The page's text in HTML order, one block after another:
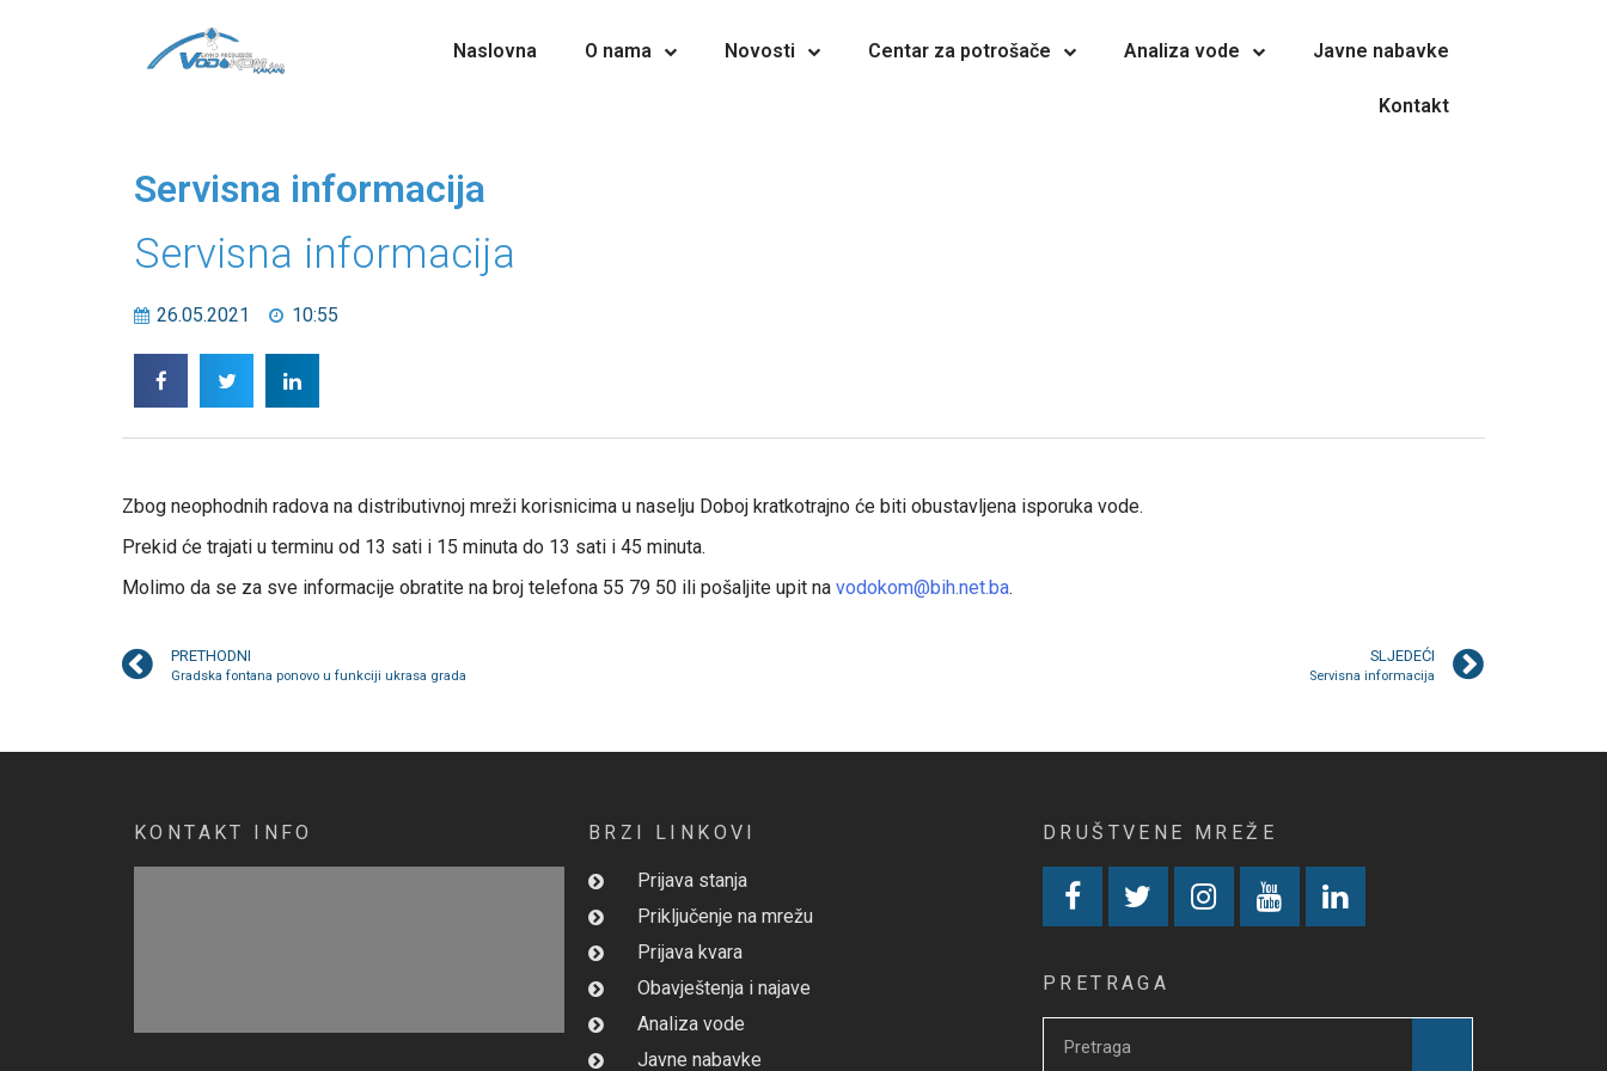
Naslovna O nama Novosti Centar za potrošače Analiza vode Javne nabavke
Kontakt
Servisna informacija
Servisna informacija
26.05.2021 10:55
Zbog neophodnih radova na distributivnoj mreži korisnicima u naselju Doboj kratkotrajno će biti obustavljena isporuka vode.
Prekid će trajati u terminu od 13 sati i 15 minuta do 13 sati i 45 minuta.
Molimo da se za sve informacije obratite na broj telefona 55 79 50 ili pošaljite upit na vodokom@bih.net.ba.
PRETHODNI
Gradska fontana ponovo u funkciji ukrasa grada
SLJEDEĆI
Servisna informacija
KONTAKT INFO BRZI LINKOVI
Prijava stanja
Priključenje na mrežu
Prijava kvara
Obavještenja i najave
Analiza vode
Javne nabavke
DRUŠTVENE MREŽE
PRETRAGA